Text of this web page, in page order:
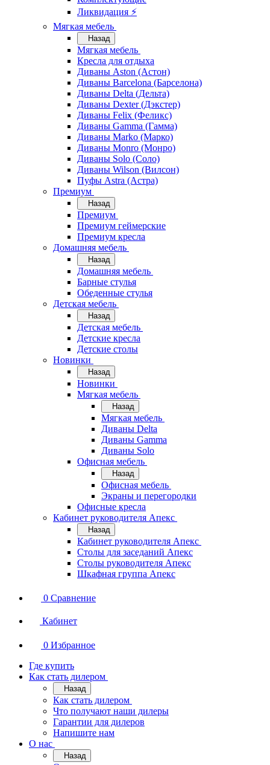
Ликвидация ⚡
Мягкая мебель
Назад
Мягкая мебель
Кресла для отдыха
Диваны Aston (Астон)
Диваны Barcelona (Барселона)
Диваны Delta (Дельта)
Диваны Dexter (Дэкстер)
Диваны Felix (Феликс)
Диваны Gamma (Гамма)
Диваны Marko (Марко)
Диваны Monro (Монро)
Диваны Solo (Соло)
Диваны Wilson (Вилсон)
Пуфы Astra (Астра)
Премиум
Назад
Премиум
Премиум геймерские
Премиум кресла
Домашняя мебель
Назад
Домашняя мебель
Барные стулья
Обеденные стулья
Детская мебель
Назад
Детская мебель
Детские кресла
Детские столы
Новинки
Назад
Новинки
Мягкая мебель
Назад
Мягкая мебель
Диваны Delta
Диваны Gamma
Диваны Solo
Офисная мебель
Назад
Офисная мебель
Экраны и перегородки
Офисные кресла
Кабинет руководителя Апекс
Назад
Кабинет руководителя Апекс
Столы для заседаний Апекс
Столы руководителя Апекс
Шкафная группа Апекс
0 Сравнение
Кабинет
0 Избранное
Где купить
Как стать дилером
Назад
Как стать дилером
Что получают наши дилеры
Гарантии для дилеров
Напишите нам
О нас
Назад